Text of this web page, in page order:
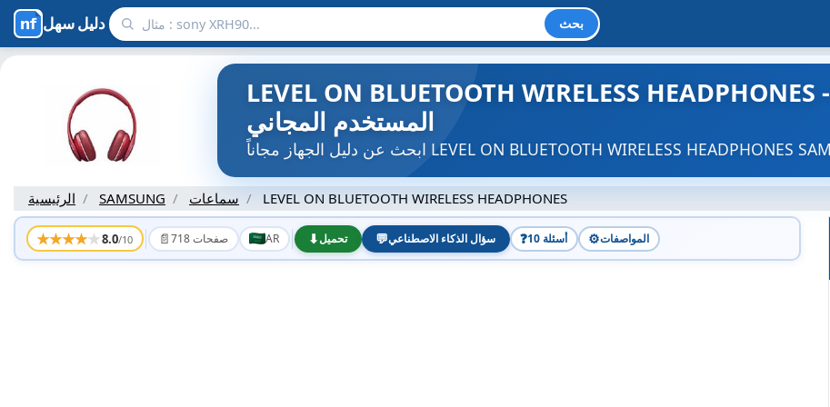
دليل سهل بحث
LEVEL ON BLUETOOTH WIRELESS HEADPHONES - سماعات SAMSUNG - دليل
المستخدم المجاني
الرئيسية SAMSUNG سماعات LEVEL ON BLUETOOTH WIRELESS HEADPHONES
★★★★★8.0/10 📄 718 صفحات AR ⬇تحميل 💬سؤال الذكاء الاصطناعي ❓ 10 أسئلة ⚙️المواصفات